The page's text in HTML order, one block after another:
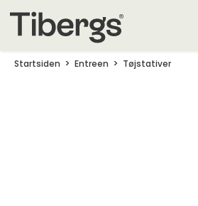
Startsiden Entreen Tøjstativer